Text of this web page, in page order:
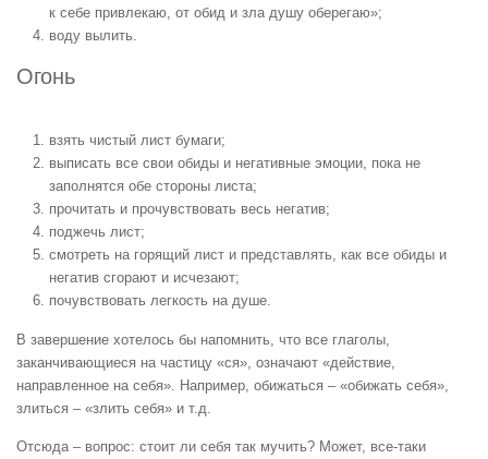
к себе привлекаю, от обид и зла душу оберегаю»;
воду вылить.
Огонь
взять чистый лист бумаги;
выписать все свои обиды и негативные эмоции, пока не
заполнятся обе стороны листа;
прочитать и прочувствовать весь негатив;
поджечь лист;
смотреть на горящий лист и представлять, как все обиды и
негатив сгорают и исчезают;
почувствовать легкость на душе.
В завершение хотелось бы напомнить, что все глаголы,
заканчивающиеся на частицу «ся», означают «действие,
направленное на себя». Например, обижаться – «обижать себя»,
злиться – «злить себя» и т.д.
Отсюда – вопрос: стоит ли себя так мучить? Может, все-таки